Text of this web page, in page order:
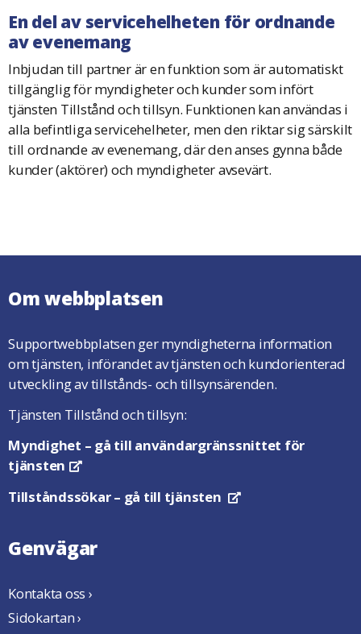
En del av servicehelheten för ordnande
av evenemang
Inbjudan till partner är en funktion som är automatiskt
tillgänglig för myndigheter och kunder som infört
tjänsten Tillstånd och tillsyn. Funktionen kan användas i
alla befintliga servicehelheter, men den riktar sig särskilt
till ordnande av evenemang, där den anses gynna både
kunder (aktörer) och myndigheter avsevärt.
Om webbplatsen
Supportwebbplatsen ger myndigheterna information
om tjänsten, införandet av tjänsten och kundorienterad
utveckling av tillstånds- och tillsynsärenden.
Tjänsten Tillstånd och tillsyn:
Myndighet – gå till användargränssnittet för
tjänsten
Öppnas i en ny flik
Tillståndssökar– gå till tjänsten Öppnas i en ny flik
Genvägar
Kontakta oss ›
Sidokartan ›